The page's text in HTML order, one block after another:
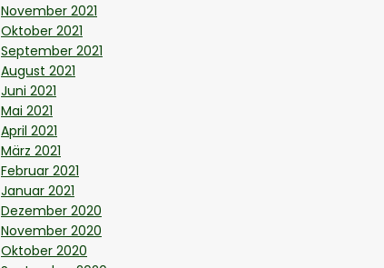
November 2021
Oktober 2021
September 2021
August 2021
Juni 2021
Mai 2021
April 2021
März 2021
Februar 2021
Januar 2021
Dezember 2020
November 2020
Oktober 2020